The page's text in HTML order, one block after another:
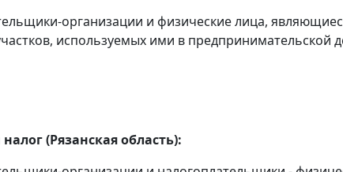
организации и физические лица,
используемых ими в предпринимательской
(Рязанская область):